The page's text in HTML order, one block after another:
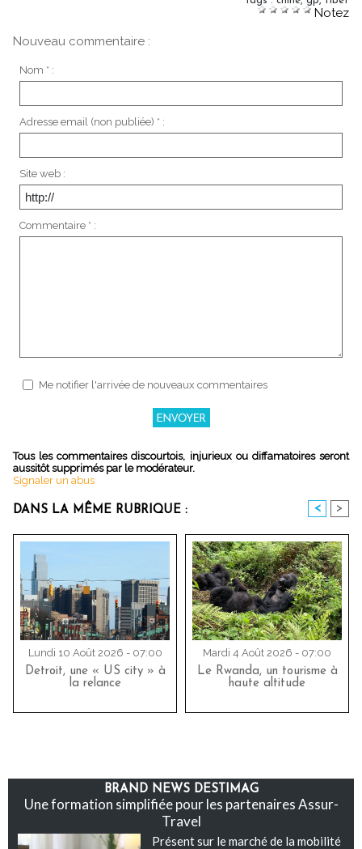
Notez
Nouveau commentaire :
Nom * :
Adresse email (non publiée) * :
Site web :
Commentaire * :
Me notifier l'arrivée de nouveaux commentaires
Tous les commentaires discourtois, injurieux ou diffamatoires seront
aussitôt supprimés par le modérateur.
Signaler un abus
DANS LA MÊME RUBRIQUE : < >
Lundi 10 Août 2026 - 07:00
Detroit, une « US city » à
la relance
Mardi 4 Août 2026 - 07:00
Le Rwanda, un tourisme à
haute altitude
BRAND NEWS DESTIMAG
Une formation simplifiée pour les partenaires Assur-
Travel
Présent sur le marché de la mobilité